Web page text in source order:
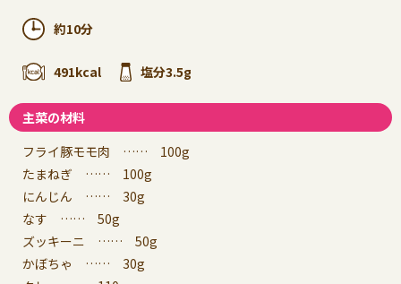
約10分
491kcal 塩分3.5g
主菜の材料
フライ豚モモ肉 …… 100g
たまねぎ …… 100g
にんじん …… 30g
なす …… 50g
ズッキーニ …… 50g
かぼちゃ …… 30g